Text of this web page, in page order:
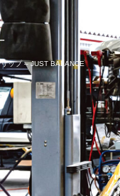
ップ – JUST BALANCE